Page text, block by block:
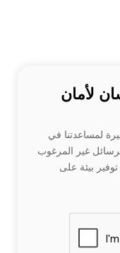
لأمان
لمساعدتنا في
غير المرغوب
بيئة على